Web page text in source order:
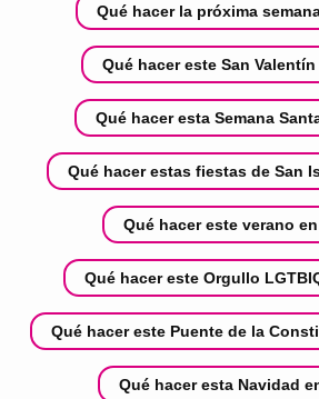
Qué hacer la próxima
Qué hacer este San
Qué hacer esta Semana
Qué hacer estas fiestas de San
Qué hacer este verano
Qué hacer este Orgullo
Qué hacer este Puente de la
Qué hacer esta Navidad